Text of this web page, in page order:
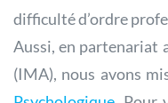
difficulté d’ordre
Aussi, en partenariat
(IMA), nous avons